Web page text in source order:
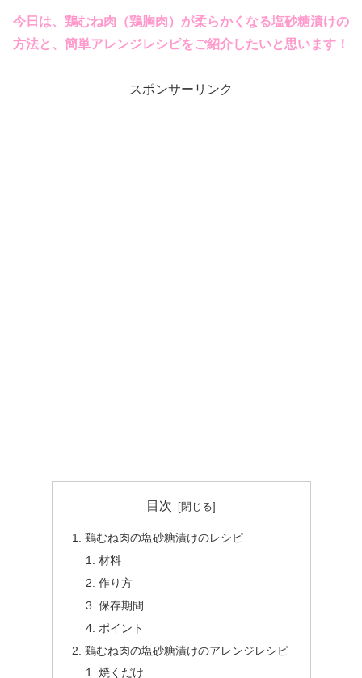
今日は、鶏むね肉（鶏胸肉）が柔らかくなる塩砂糖漬けの
方法と、簡単アレンジレシピをご紹介したいと思います！
スポンサーリンク
目次
鶏むね肉の塩砂糖漬けのレシピ
材料
作り方
保存期間
ポイント
鶏むね肉の塩砂糖漬けのアレンジレシピ
焼くだけ